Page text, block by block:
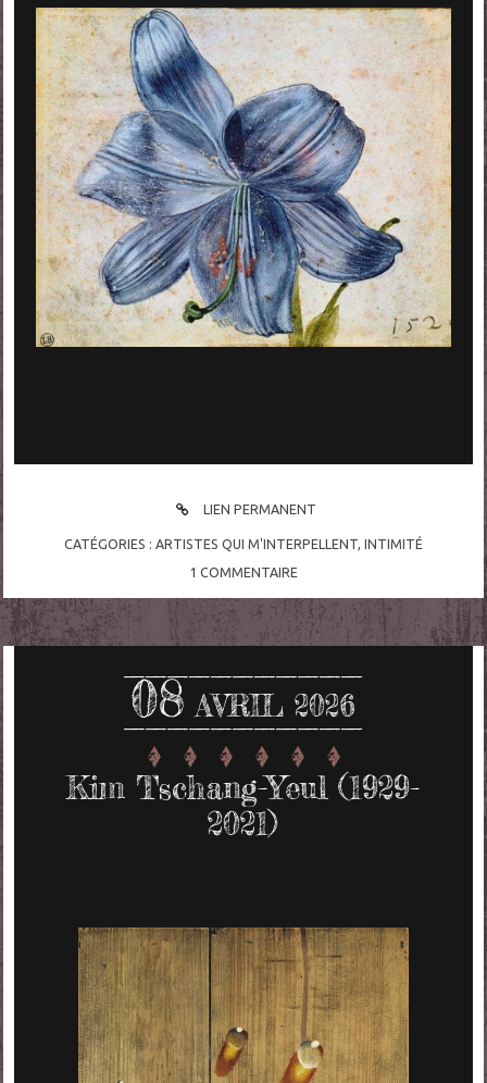
LIEN PERMANENT
CATÉGORIES : ARTISTES QUI M'INTERPELLENT, INTIMITÉ
1 COMMENTAIRE
08 AVRIL 2026
Kim Tschang-Yeul (1929-
2021)